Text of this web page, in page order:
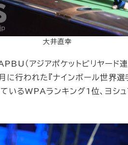
大井直幸
（アジアポケットビリヤード
行われた『ナインボール世界選
いるWPAランキング1位、ヨシ